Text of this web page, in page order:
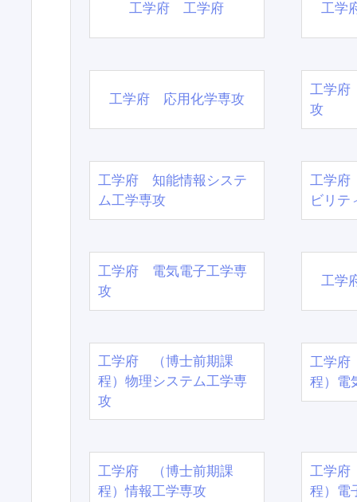
工学府 工学府 工学
工学府 応用化学専攻
工学府
攻
工学府 知能情報システ
ム工学専攻
工学府
ビリテ
工学府 電気電子工学専
攻
工学
工学府 （博士前期課
程）物理システム工学専
攻
工学
程）電
工学府 （博士前期課
程）情報工学専攻
工学
程）電